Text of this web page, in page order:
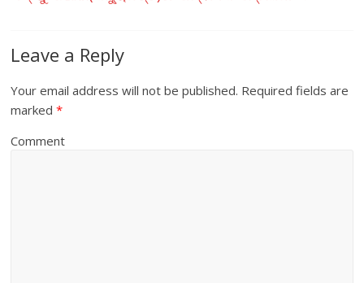
Leave a Reply
Your email address will not be published. Required fields are
marked*
Comment